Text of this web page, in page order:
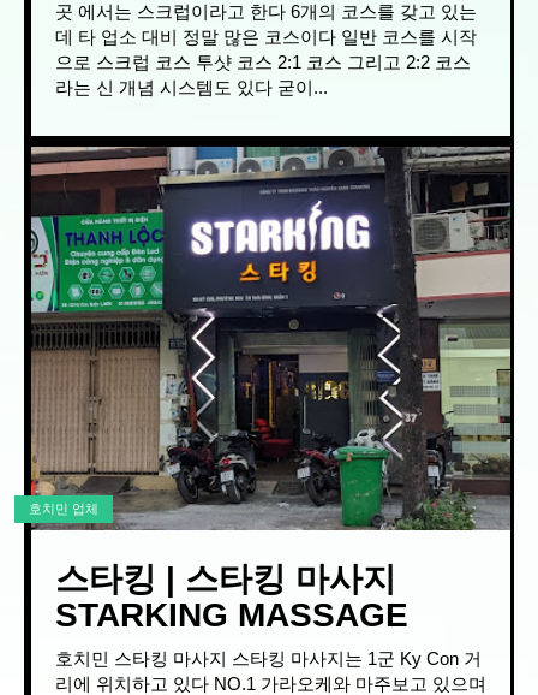
곳 에서는 스크럽이라고 한다 6개의 코스를 갖고 있는
데 타 업소 대비 정말 많은 코스이다 일반 코스를 시작
으로 스크럽 코스 투샷 코스 2:1 코스 그리고 2:2 코스
라는 신 개념 시스템도 있다 굳이...
호치민 업체
스타킹 | 스타킹 마사지
STARKING MASSAGE
호치민 스타킹 마사지 스타킹 마사지는 1군 Ky Con 거
리에 위치하고 있다 NO.1 가라오케와 마주보고 있으며